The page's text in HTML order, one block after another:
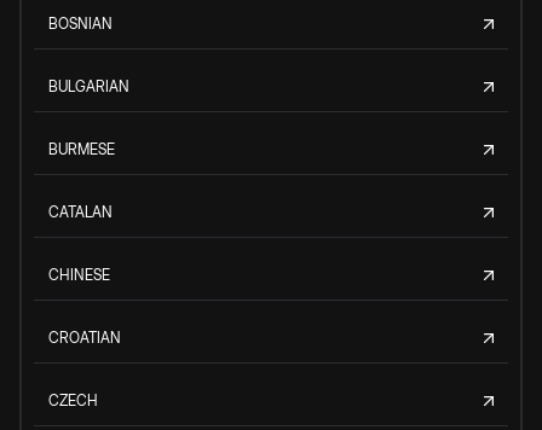
BOSNIAN
BULGARIAN
BURMESE
CATALAN
CHINESE
CROATIAN
CZECH